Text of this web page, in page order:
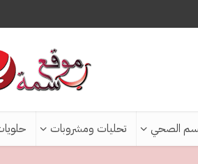
الصحي تحليات ومشروبات